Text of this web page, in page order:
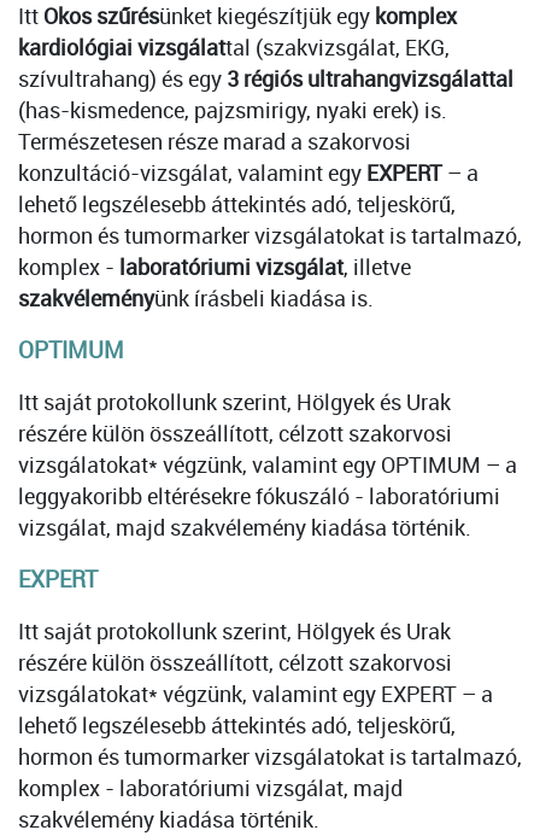
Itt Okos szűrésünket kiegészítjük egy komplex
kardiológiai vizsgálattal (szakvizsgálat, EKG,
szívultrahang) és egy 3 régiós ultrahangvizsgálattal
(has-kismedence, pajzsmirigy, nyaki erek) is.
Természetesen része marad a szakorvosi
konzultáció-vizsgálat, valamint egy EXPERT– a
lehető legszélesebb áttekintés adó, teljeskörű,
hormon és tumormarker vizsgálatokat is tartalmazó,
komplex - laboratóriumi vizsgálat, illetve
szakvéleményünk írásbeli kiadása is.
OPTIMUM
Itt saját protokollunk szerint, Hölgyek és Urak
részére külön összeállított, célzott szakorvosi
vizsgálatokat* végzünk, valamint egy OPTIMUM – a
leggyakoribb eltérésekre fókuszáló - laboratóriumi
vizsgálat, majd szakvélemény kiadása történik.
EXPERT
Itt saját protokollunk szerint, Hölgyek és Urak
részére külön összeállított, célzott szakorvosi
vizsgálatokat* végzünk, valamint egy EXPERT – a
lehető legszélesebb áttekintés adó, teljeskörű,
hormon és tumormarker vizsgálatokat is tartalmazó,
komplex - laboratóriumi vizsgálat, majd
szakvélemény kiadása történik.